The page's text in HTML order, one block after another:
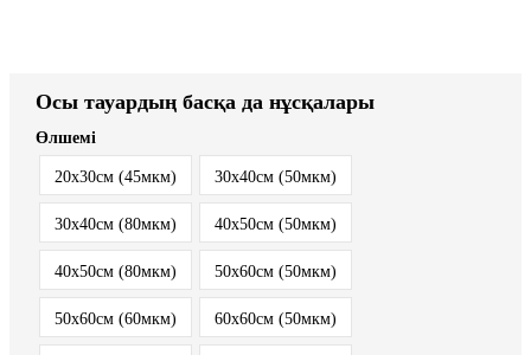
Осы тауардың басқа да нұсқалары
Өлшемі
20x30см (45мкм) 30x40см (50мкм)
30x40см (80мкм) 40x50см (50мкм)
40x50см (80мкм) 50x60см (50мкм)
50x60см (60мкм) 60x60см (50мкм)